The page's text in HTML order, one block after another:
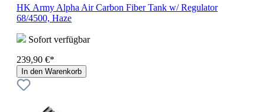
HK Army Alpha Air Carbon Fiber Tank w/ Regulator
68/4500, Haze
Sofort verfügbar
239,90 €*
In den Warenkorb